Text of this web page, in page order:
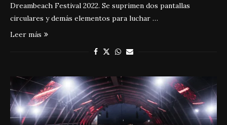
Dreambeach Festival 2022. Se suprimen dos pantallas
circulares y demás elementos para luchar …
Leer más